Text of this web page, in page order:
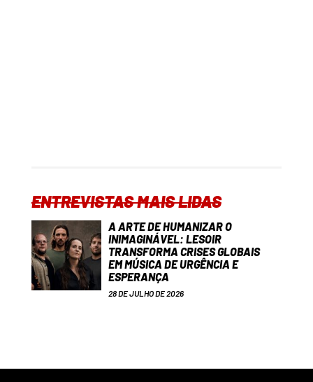
ENTREVISTAS MAIS LIDAS
A ARTE DE HUMANIZAR O
INIMAGINÁVEL: LESOIR
TRANSFORMA CRISES GLOBAIS
EM MÚSICA DE URGÊNCIA E
ESPERANÇA
28 DE JULHO DE 2026